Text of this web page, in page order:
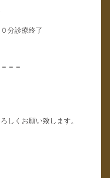
分診療終了
＝＝
しくお願い致します。